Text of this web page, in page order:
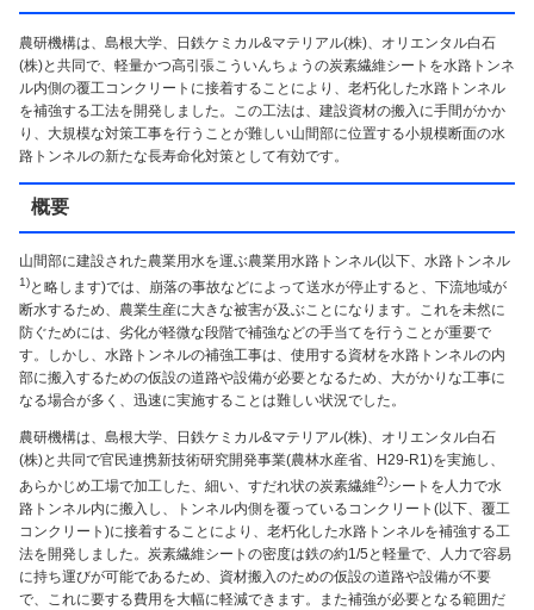
農研機構は、島根大学、日鉄ケミカル&マテリアル(株)、オリエンタル白石
(株)と共同で、軽量かつ高引張こういんちょうの炭素繊維シートを水路トンネ
ル内側の覆工コンクリートに接着することにより、老朽化した水路トンネル
を補強する工法を開発しました。この工法は、建設資材の搬入に手間がかか
り、大規模な対策工事を行うことが難しい山間部に位置する小規模断面の水
路トンネルの新たな長寿命化対策として有効です。
概要
山間部に建設された農業用水を運ぶ農業用水路トンネル(以下、水路トンネル
1)と略します)では、崩落の事故などによって送水が停止すると、下流地域が
断水するため、農業生産に大きな被害が及ぶことになります。これを未然に
防ぐためには、劣化が軽微な段階で補強などの手当てを行うことが重要で
す。しかし、水路トンネルの補強工事は、使用する資材を水路トンネルの内
部に搬入するための仮設の道路や設備が必要となるため、大がかりな工事に
なる場合が多く、迅速に実施することは難しい状況でした。
農研機構は、島根大学、日鉄ケミカル&マテリアル(株)、オリエンタル白石
(株)と共同で官民連携新技術研究開発事業(農林水産省、H29-R1)を実施し、
あらかじめ工場で加工した、細い、すだれ状の炭素繊維2)シートを人力で水
路トンネル内に搬入し、トンネル内側を覆っているコンクリート(以下、覆工
コンクリート)に接着することにより、老朽化した水路トンネルを補強する工
法を開発しました。炭素繊維シートの密度は鉄の約1/5と軽量で、人力で容易
に持ち運びが可能であるため、資材搬入のための仮設の道路や設備が不要
で、これに要する費用を大幅に軽減できます。また補強が必要となる範囲だ